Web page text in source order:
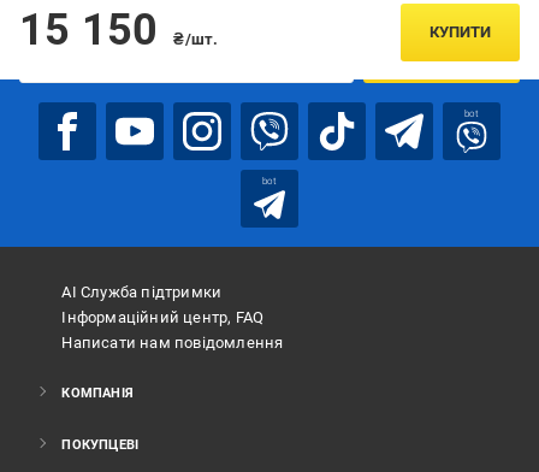
15 150 ₴/шт. КУПИТИ
Підписуйтесь, щоб дізнаватись першим про акції та пропозиції
ПІДПИСАТИСЯ
bot
bot
АІ Служба підтримки
Інформаційний центр, FAQ
Написати нам повідомлення
КОМПАНІЯ
ПОКУПЦЕВІ